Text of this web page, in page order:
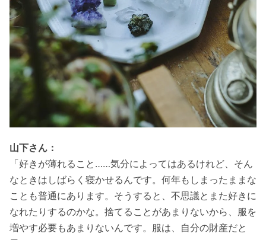
山下さん：
「好きが薄れること……気分によってはあるけれど、そん
なときはしばらく寝かせるんです。何年もしまったままな
ことも普通にあります。そうすると、不思議とまた好きに
なれたりするのかな。捨てることがあまりないから、服を
増やす必要もあまりないんです。服は、自分の財産だと